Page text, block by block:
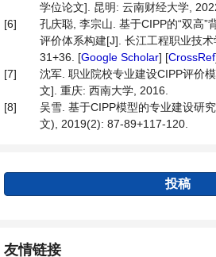
学位论文]. 昆明: 云南财经大学,
[6]
孔庆聪, 李宗山. 基于CIPP的“双高”
评价体系构建[J]. 长江工程职业技
31+36. [Google Scholar] [CrossRef
[7]
沈军. 职业院校专业建设CIPP评价
文]. 重庆: 西南大学, 2016.
[8]
吴雪. 基于CIPP模型的专业建设研
文), 2019(2): 87-89+117-120.
投稿
友情链接